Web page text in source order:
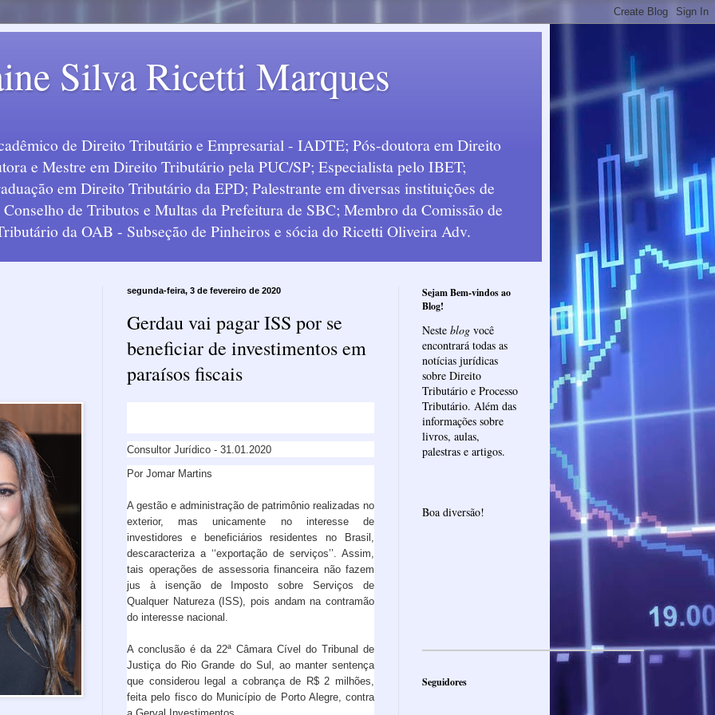
Silva Ricetti Marques
de Direito Tributário e Empresarial - IADTE; Pós-doutora em Direito
e Mestre em Direito Tributário pela PUC/SP; Especialista pelo IBET;
em Direito Tributário da EPD; Palestrante em diversas instituições de
de Tributos e Multas da Prefeitura de SBC; Membro da Comissão de
da OAB - Subseção de Pinheiros e sócia do Ricetti Oliveira Adv.
segunda-feira, 3 de fevereiro de 2020
Gerdau vai pagar ISS por se
beneficiar de investimentos em
paraísos fiscais
Consultor Jurídico - 31.01.2020
Por Jomar Martins
A gestão e administração de patrimônio realizadas no
exterior, mas unicamente no interesse de
investidores e beneficiários residentes no Brasil,
descaracteriza a ‘‘exportação de serviços’’. Assim,
tais operações de assessoria financeira não fazem
jus à isenção de Imposto sobre Serviços de
Qualquer Natureza (ISS), pois andam na contramão
do interesse nacional.
A conclusão é da 22ª Câmara Cível do Tribunal de
Justiça do Rio Grande do Sul, ao manter sentença
que considerou legal a cobrança de R$ 2 milhões,
feita pelo fisco do Município de Porto Alegre, contra
Sejam Bem-vindos ao
Blog!
Neste blog você
encontrará todas as
notícias jurídicas
sobre Direito
Tributário e Processo
Tributário. Além das
informações sobre
livros, aulas,
palestras e artigos.
Boa diversão!
Seguidores